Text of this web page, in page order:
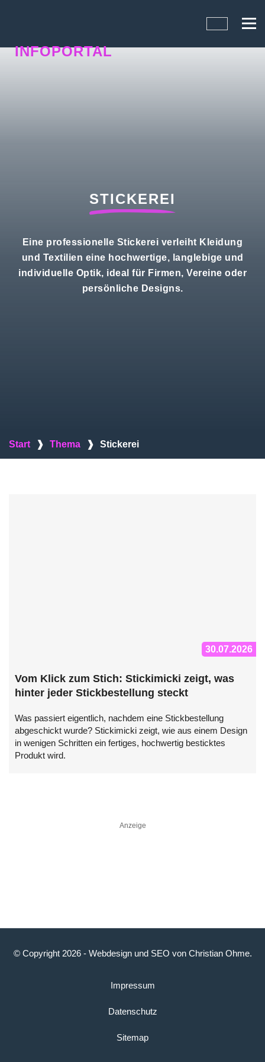
INFOPORTAL
STICKEREI
Eine professionelle Stickerei verleiht Kleidung
und Textilien eine hochwertige, langlebige und
individuelle Optik, ideal für Firmen, Vereine oder
persönliche Designs.
Start ❱ Thema ❱ Stickerei
30.07.2026
Vom Klick zum Stich: Stickimicki zeigt, was
hinter jeder Stickbestellung steckt
Was passiert eigentlich, nachdem eine Stickbestellung
abgeschickt wurde? Stickimicki zeigt, wie aus einem Design
in wenigen Schritten ein fertiges, hochwertig besticktes
Produkt wird.
Anzeige
© Copyright 2026 - Webdesignund SEO von Christian Ohme.
Impressum
Datenschutz
Sitemap